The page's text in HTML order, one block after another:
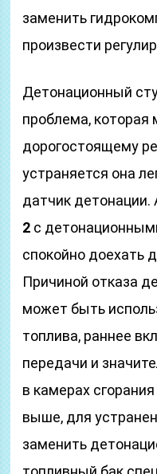
заменить
произвести
Детонационный
проблема, которая
дорогостоящему
устраняется она
датчик детонации.
2 с
спокойно доехать
Причиной отказа
может быть
топлива, раннее
передачи и
в камерах
выше, для
заменить